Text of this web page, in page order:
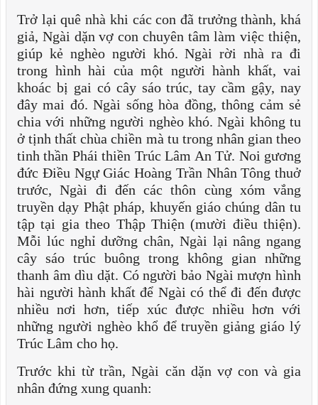
Trở lại quê nhà khi các con đã trưởng thành, khá
giả, Ngài dặn vợ con chuyên tâm làm việc thiện,
giúp kẻ nghèo người khó. Ngài rời nhà ra đi
trong hình hài của một người hành khất, vai
khoác bị gai có cây sáo trúc, tay cầm gậy, nay
đây mai đó. Ngài sống hòa đồng, thông cảm sẻ
chia với những người nghèo khó. Ngài không tu
ở tịnh thất chùa chiền mà tu trong nhân gian theo
tinh thần Phái thiền Trúc Lâm An Tử. Noi gương
đức Điều Ngự Giác Hoàng Trần Nhân Tông thuở
trước, Ngài đi đến các thôn cùng xóm vắng
truyền dạy Phật pháp, khuyến giáo chúng dân tu
tập tại gia theo Thập Thiện (mười điều thiện).
Mỗi lúc nghỉ dưỡng chân, Ngài lại nâng ngang
cây sáo trúc buông trong không gian những
thanh âm dìu dặt. Có người bảo Ngài mượn hình
hài người hành khất để Ngài có thể đi đến được
nhiều nơi hơn, tiếp xúc được nhiều hơn với
những người nghèo khổ để truyền giảng giáo lý
Trúc Lâm cho họ.
Trước khi từ trần, Ngài căn dặn vợ con và gia
nhân đứng xung quanh: